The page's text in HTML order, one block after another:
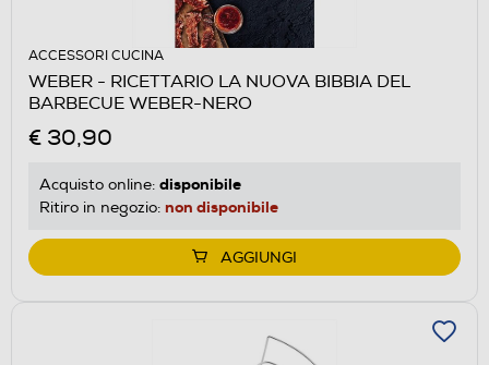
ACCESSORI CUCINA
WEBER - RICETTARIO LA NUOVA BIBBIA DEL
BARBECUE WEBER-NERO
€ 30,90
Acquisto online: disponibile
Ritiro in negozio: non disponibile
AGGIUNGI